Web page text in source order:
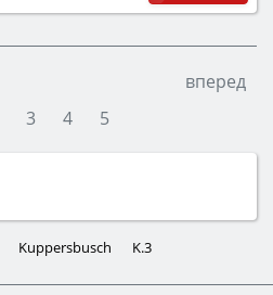
вперед
3 4 5
Kuppersbusch K.3